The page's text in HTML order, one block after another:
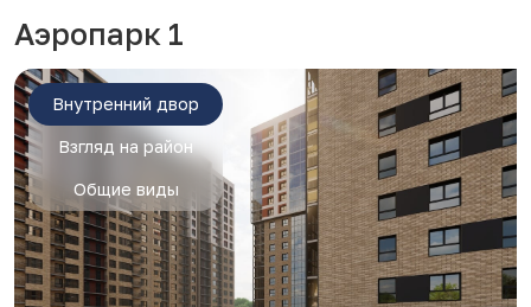
Аэропарк 1
Внутренний двор
Взгляд на район
Общие виды